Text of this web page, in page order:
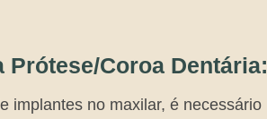
Prótese/Coroa Dentária:
implantes no maxilar, é necessário